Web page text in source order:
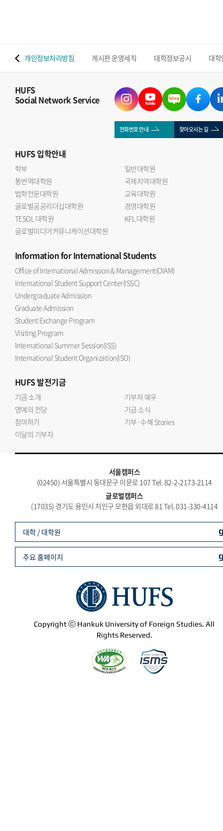
개인정보처리방침 게시판 운영세칙 대학정보공시 대
HUFS
Social Network Service
전화번호 안내 찾아오시는 길
HUFS입학안내
학부
일반대학원
통번역대학원
국제지역대학원
법학전문대학원
교육대학원
글로벌공공리더십대학원
경영대학원
TESOL 대학원
KFL 대학원
글로벌미디어커뮤니케이션대학원
Informationfor International Students
Office of International Admission & Management(OIAM)
International Student Support Center(ISSC)
Undergraduate Admission
Graduate Admission
Student Exchange Program
Visiting Program
International Summer Session(ISS)
International Student Organization(ISO)
HUFS발전기금
기금 소개
기부자 예우
명예의 전당
기금 소식
참여하기
기부·수혜 Stories
이달의 기부자
서울캠퍼스
(02450) 서울특별시 동대문구 이문로 107 Tel. 82-2-2173-2114
글로벌캠퍼스
(17035) 경기도 용인시 처인구 모현읍 외대로 81 Tel. 031-330-4114
Copyright ⓒ Hankuk University of Foreign Studies. All
Rights Reserved.
대학 / 대학원
주요 홈페이지